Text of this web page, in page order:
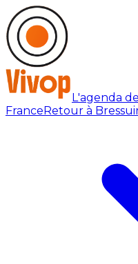
L'agenda
FranceRetour à